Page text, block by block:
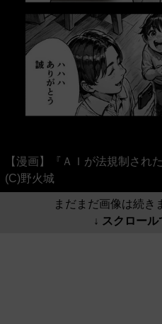
【漫画】『ＡＩが法規制さ
(C)野火城
まだまだ画像は続き
↓ スクロール